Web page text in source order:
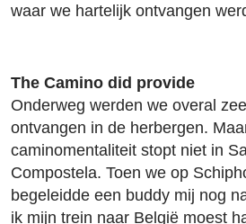
waar we hartelijk ontvangen
The Camino did provide
Onderweg werden we overal
ontvangen in de herbergen.
caminomentaliteit stopt niet in
Compostela. Toen we op
begeleidde een buddy mij nog
ik mijn trein naar België moest